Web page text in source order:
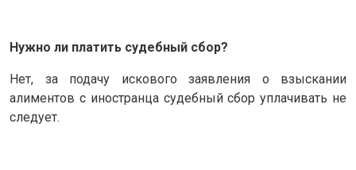
Нужно ли платить судебный сбор?
Нет, за подачу искового заявления о взыскании
алиментов с иностранца судебный сбор уплачивать не
следует.